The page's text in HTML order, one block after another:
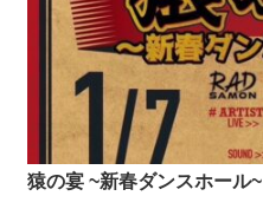
猿の宴 ~新春ダンスホール~